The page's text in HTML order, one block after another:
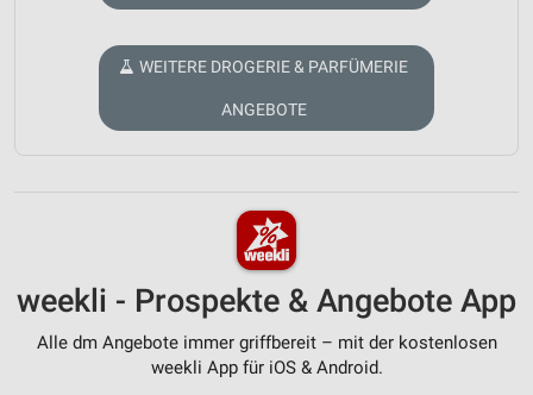
WEITERE DROGERIE & PARFÜMERIE
ANGEBOTE
weekli - Prospekte & Angebote App
Alle dm Angebote immer griffbereit – mit der kostenlosen
weekli App für iOS & Android.